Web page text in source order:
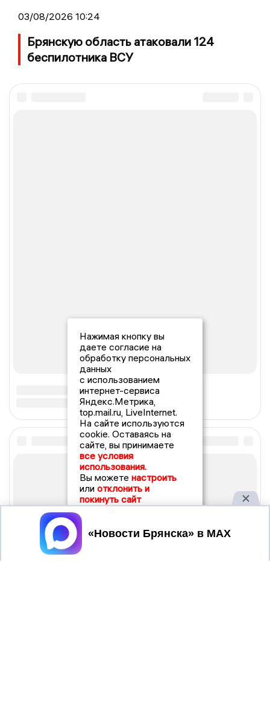
03/08/2026 10:24
Брянскую область атаковали 124
беспилотника ВСУ
Нажимая кнопку вы
даете согласие на
обработку персональных
данных
с использованием
интернет-сервиса
Яндекс.Метрика,
top.mail.ru, LiveInternet.
На сайте используются
cookie. Оставаясь на
сайте, вы принимаете
все условия
использования.
Вы можете настроить
или отклонить и
покинуть сайт
Принять